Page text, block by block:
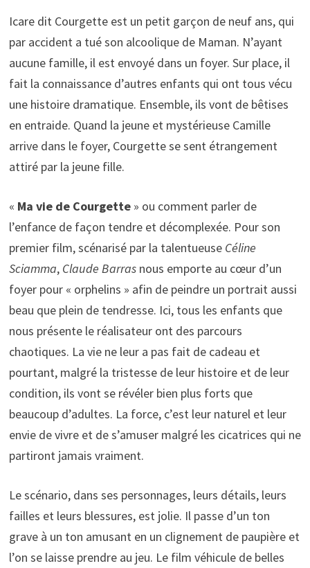
Icare dit Courgette est un petit garçon de neuf ans, qui
par accident a tué son alcoolique de Maman. N’ayant
aucune famille, il est envoyé dans un foyer. Sur place, il
fait la connaissance d’autres enfants qui ont tous vécu
une histoire dramatique. Ensemble, ils vont de bêtises
en entraide. Quand la jeune et mystérieuse Camille
arrive dans le foyer, Courgette se sent étrangement
attiré par la jeune fille.
« Ma vie de Courgette» ou comment parler de
l’enfance de façon tendre et décomplexée. Pour son
premier film, scénarisé par la talentueuse Céline
Sciamma, Claude Barrasnous emporte au cœur d’un
foyer pour « orphelins » afin de peindre un portrait aussi
beau que plein de tendresse. Ici, tous les enfants que
nous présente le réalisateur ont des parcours
chaotiques. La vie ne leur a pas fait de cadeau et
pourtant, malgré la tristesse de leur histoire et de leur
condition, ils vont se révéler bien plus forts que
beaucoup d’adultes. La force, c’est leur naturel et leur
envie de vivre et de s’amuser malgré les cicatrices qui ne
partiront jamais vraiment.
Le scénario, dans ses personnages, leurs détails, leurs
failles et leurs blessures, est jolie. Il passe d’un ton
grave à un ton amusant en un clignement de paupière et
l’on se laisse prendre au jeu. Le film véhicule de belles